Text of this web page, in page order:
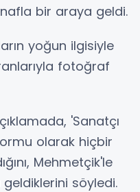
bir araya geldi.
yoğun ilgisiyle
fotoğraf
'Sanatçı
olarak hiçbir
Mehmetçik'le
söyledi.